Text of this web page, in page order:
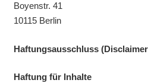
Boyenstr. 41
10115 Berlin
Haftungsausschluss
Haftung für Inhalte